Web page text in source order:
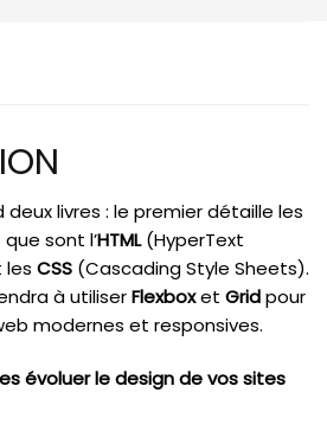
livres : le premier détaille les
sont l’HTML(HyperText
les CSS (Cascading Style Sheets).
à utiliserFlexboxet Gridpour
modernes et responsives.
évoluer le design de vos sites